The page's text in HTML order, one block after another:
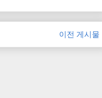
이전 게시물